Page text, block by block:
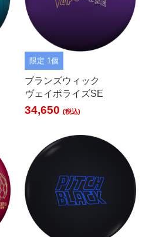
限定 1個
ブランズウィック
ヴェイポライズSE
34,650(税込)